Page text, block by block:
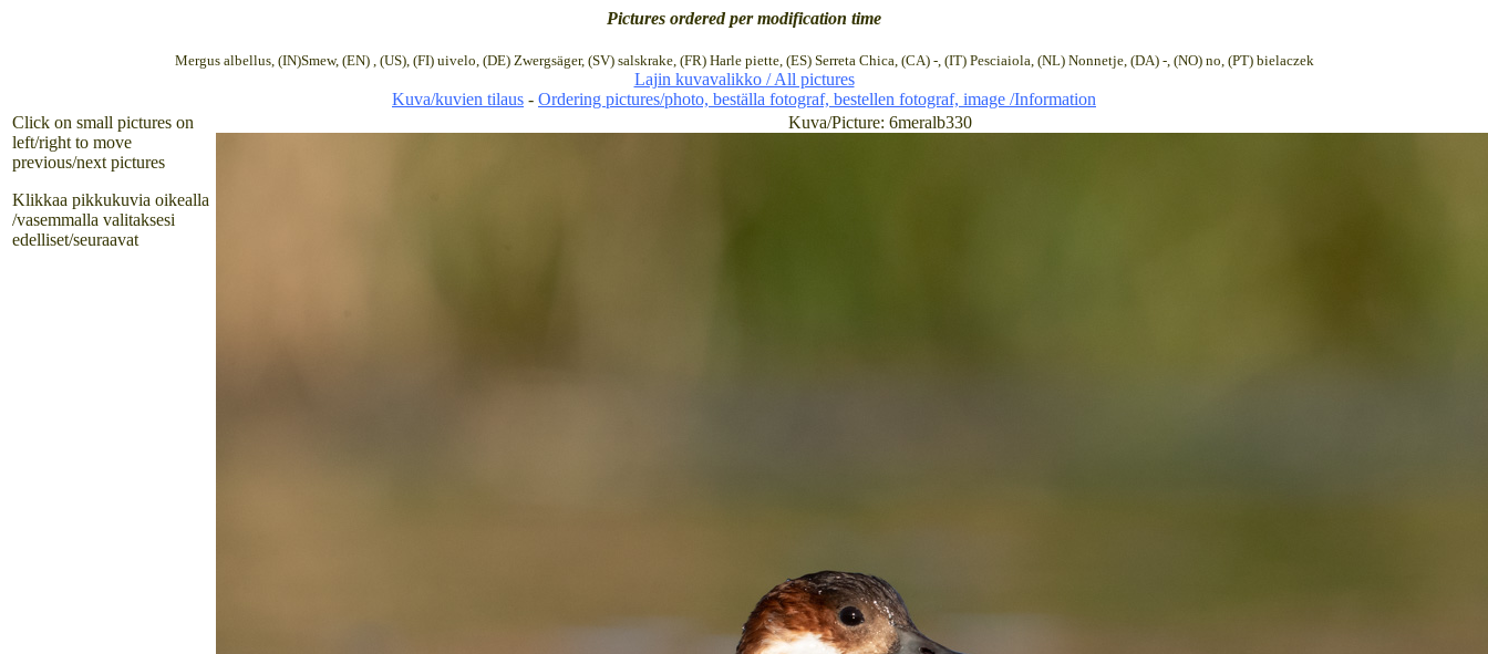
Pictures ordered per modification time
Mergus albellus, (IN)Smew, (EN) , (US), (FI) uivelo, (DE) Zwergsäger, (SV) salskrake, (FR) Harle piette, (ES) Serreta Chica, (CA) -, (IT) Pesciaiola, (NL) Nonnetje, (DA) -, (NO) no, (PT) bielaczek
Lajin kuvavalikko / All pictures
Kuva/kuvien tilaus - Ordering pictures/photo, beställa fotograf, bestellen fotograf, image /Information
Click on small pictures on
left/right to move
previous/next pictures
Klikkaa pikkukuvia oikealla
/vasemmalla valitaksesi
edelliset/seuraavat
Kuva/Picture: 6meralb330